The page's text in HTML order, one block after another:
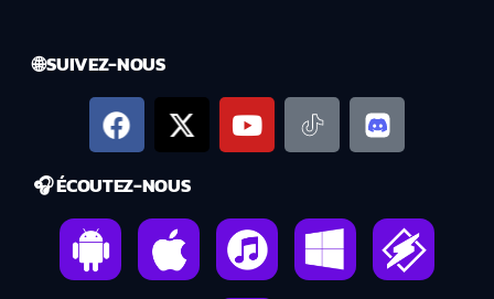
🌐 SUIVEZ-NOUS
🎧 ÉCOUTEZ-NOUS